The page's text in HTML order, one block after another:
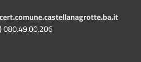
080.49.00.206